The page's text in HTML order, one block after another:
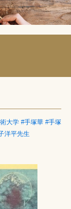
大学 #手塚華 #手塚
洋平先生